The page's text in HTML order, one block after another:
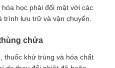
học phải đối mặt với các
lưu trữ và vận chuyển.
chứa
thuốc khử trùng và hóa chất